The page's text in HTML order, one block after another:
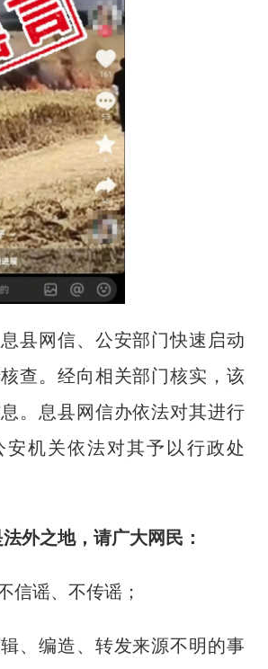
网信、公安部门快速启动
查。经向相关部门核实，该
。息县网信办依法对其进行
安机关依法对其予以行政处
之地，请广大网民：
谣、不传谣；
编造、转发来源不明的事